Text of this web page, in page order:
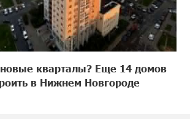
новые кварталы? Еще 14 домов
в Нижнем Новгороде